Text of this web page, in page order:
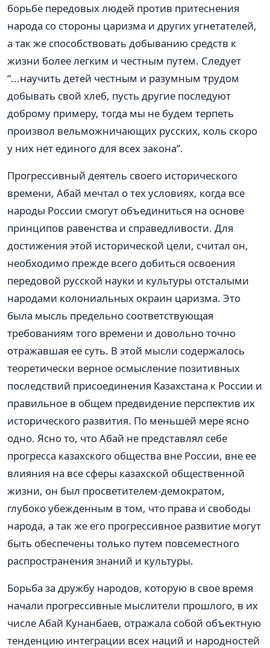
борьбе передовых людей против притеснения
народа со стороны царизма и других угнетателей,
а так же способствовать добыванию средств к
жизни более легким и честным путем. Следует
“...научить детей честным и разумным трудом
добывать свой хлеб, пусть другие последуют
доброму примеру, тогда мы не будем терпеть
произвол вельможничающих русских, коль скоро
у них нет единого для всех закона”.
Прогрессивный деятель своего исторического
времени, Абай мечтал о тех условиях, когда все
народы России смогут объединиться на основе
принципов равенства и справедливости. Для
достижения этой исторической цели, считал он,
необходимо прежде всего добиться освоения
передовой русской науки и культуры отсталыми
народами колониальных окраин царизма. Это
была мысль предельно соответствующая
требованиям того времени и довольно точно
отражавшая ее суть. В этой мысли содержалось
теоретически верное осмысление позитивных
последствий присоединения Казахстана к России и
правильное в общем предвидение перспектив их
исторического развития. По меньшей мере ясно
одно. Ясно то, что Абай не представлял себе
прогресса казахского общества вне России, вне ее
влияния на все сферы казахской общественной
жизни, он был просветителем-демократом,
глубоко убежденным в том, что права и свободы
народа, а так же его прогрессивное развитие могут
быть обеспечены только путем повсеместного
распространения знаний и культуры.
Борьба за дружбу народов, которую в свое время
начали прогрессивные мыслители прошлого, в их
числе Абай Кунанбаев, отражала собой объектную
тенденцию интеграции всех наций и народностей